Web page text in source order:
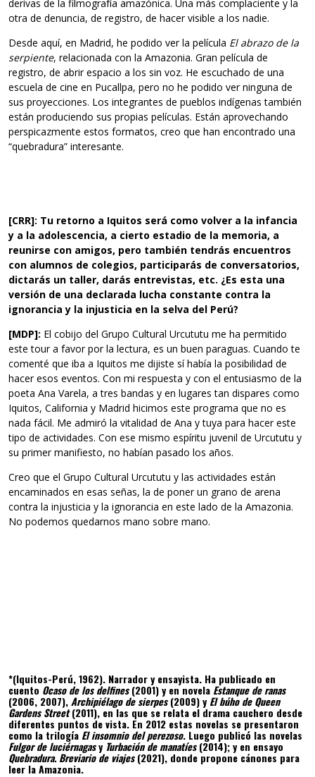
derivas de la filmografía amazónica. Una más complaciente y la
otra de denuncia, de registro, de hacer visible a los nadie.
Desde aquí, en Madrid, he podido ver la película El abrazo de la
serpiente, relacionada con la Amazonia. Gran película de
registro, de abrir espacio a los sin voz. He escuchado de una
escuela de cine en Pucallpa, pero no he podido ver ninguna de
sus proyecciones. Los integrantes de pueblos indígenas también
están produciendo sus propias películas. Están aprovechando
perspicazmente estos formatos, creo que han encontrado una
“quebradura” interesante.
[CRR]: Tu retorno a Iquitos será como volver a la infancia
y a la adolescencia, a cierto estadio de la memoria, a
reunirse con amigos, pero también tendrás encuentros
con alumnos de colegios, participarás de conversatorios,
dictarás un taller, darás entrevistas, etc. ¿Es esta una
versión de una declarada lucha constante contra la
ignorancia y la injusticia en la selva del Perú?
[MDP]: El cobijo del Grupo Cultural Urcututu me ha permitido
este tour a favor por la lectura, es un buen paraguas. Cuando te
comenté que iba a Iquitos me dijiste sí había la posibilidad de
hacer esos eventos. Con mi respuesta y con el entusiasmo de la
poeta Ana Varela, a tres bandas y en lugares tan dispares como
Iquitos, California y Madrid hicimos este programa que no es
nada fácil. Me admiró la vitalidad de Ana y tuya para hacer este
tipo de actividades. Con ese mismo espíritu juvenil de Urcututu y
su primer manifiesto, no habían pasado los años.
Creo que el Grupo Cultural Urcututu y las actividades están
encaminados en esas señas, la de poner un grano de arena
contra la injusticia y la ignorancia en este lado de la Amazonia.
No podemos quedarnos mano sobre mano.
*(Iquitos-Perú, 1962). Narrador y ensayista. Ha publicado en
cuento Ocaso de los delfines(2001) y en novela Estanque de ranas
(2006, 2007), Archipiélago de sierpes(2009) y El búho de Queen
Gardens Street(2011), en las que se relata el drama cauchero desde
diferentes puntos de vista. En 2012 estas novelas se presentaron
como la trilogía El insomnio del perezoso. Luego publicó las novelas
Fulgor de luciérnagasy Turbación de manatíes(2014); y en ensayo
Quebradura. Breviario de viajes(2021), donde propone cánones para
leer la Amazonia.